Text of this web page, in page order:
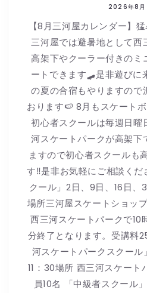
2026年8月
【8月三河屋カレンダー】
三河屋では避暑地として西
高架下やクーラー付きのミ
ートできます🛹是非遊びに
の夏の合宿もやりますので
おります🍉 8月もスケート
初心者スクールは毎週日曜
河スケートパークが高架下
ますので初心者スクールも
す‼️是非お気軽にご相談く
クール」2日、9日、16日、
場所三河屋スケートショッ
西三河スケートパークで10
分終了となります。受講料
河スケートパークスクー
11：30場所 西三河スケー
員10名 「中級者スクール